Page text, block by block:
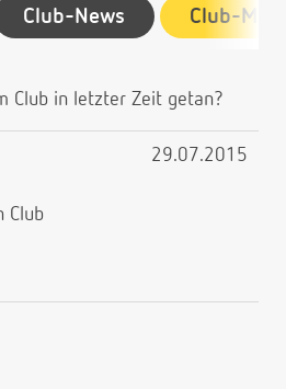
Club-News Club-
Club in letzter Zeit getan?
Club
29.07.2015